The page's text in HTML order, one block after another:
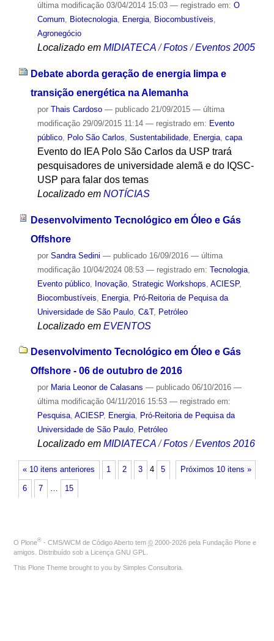
última modificação03/04/2014 15:03 — registrado em: O
Comum, Biotecnologia, Energia, Biocombustíveis,
Agronegócio
Localizado em MIDIATECA /Fotos /Eventos 2005
Debate aborda geração de energia limpa e
transição energética na Alemanha
por Thais Cardoso — publicado21/09/2015 — última
modificação29/09/2015 11:14 — registrado em: Evento
público, Polo São Carlos Sustentabilidade, Energia, capa
Evento do IEA Polo São Carlos da USP trará
pesquisadores de universidade alemã e do IQSC-
USP para falar dos temas
Localizado em NOTÍCIAS
Desenvolvimento Tecnológico em Óleo e Gás
Offshore
por Sandra Sedini — publicado16/09/2016 — última
modificação10/04/2024 08:53 — registrado em: Tecnologia,
Evento público, Inovação, Strategic Workshops ACIESP,
Biocombustíveis
Energia, Pró-Reitoria de Pequisa da
Universidade de São Paulo, C&T, Petróleo
Localizado em EVENTOS
Desenvolvimento Tecnológico em Óleo e Gás
Offshore - 06 de outubro de 2016
por Maria Leonor de Calasans — publicado06/10/2016 —
última modificação04/11/2016 15:53 — registrado em:
Pesquisa, ACIESP, Energia, Pró-Reitoria de Pequisa da
Universidade de São Paulo, Petróleo
Localizado em MIDIATECA /Fotos /Eventos 2016
« 10 itens anteriores Próximos 10 itens »
1 2 3 4 5
6 7 … 15
O Plone® - CMS/WCM de Código Aberto tem © 2000-2026 pela Fundação Plone e
amigos. Distribuído sob a Licença GNU GPL
This Plone Theme brought to you by Simples Consultoria